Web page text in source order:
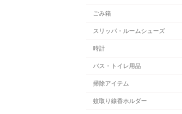
ごみ箱
スリッパ・ルームシューズ
時計
バス・トイレ用品
掃除アイテム
蚊取り線香ホルダー